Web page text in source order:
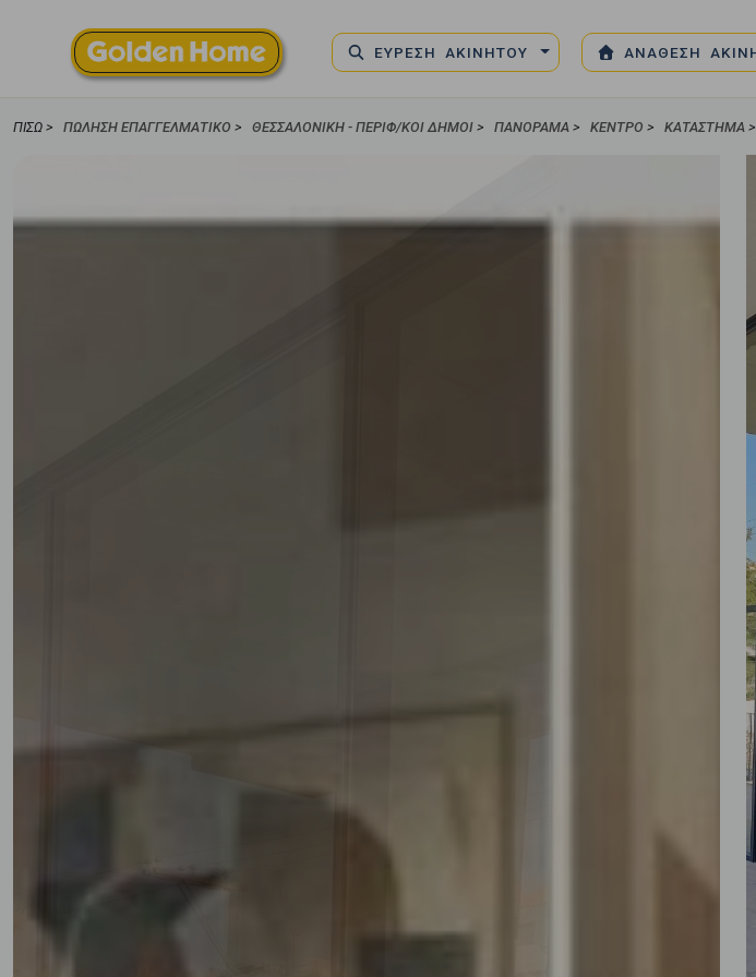
ΕΥΡΕΣΗ ΑΚΙΝΗΤΟΥ ΑΝΑΘΕΣΗ
ΠΊΣΩ > ΠΏΛΗΣΗ ΕΠΑΓΓΕΛΜΑΤΙΚΌ > ΘΕΣΣΑΛΟΝΙΚΗ - ΠΕΡΙΦ/ΚΟΙ ΔΗΜΟΙ > ΠΑΝΟΡΑΜΑ > ΚΈΝΤΡΟ > ΚΑΤΆΣΤΗΜΑ >